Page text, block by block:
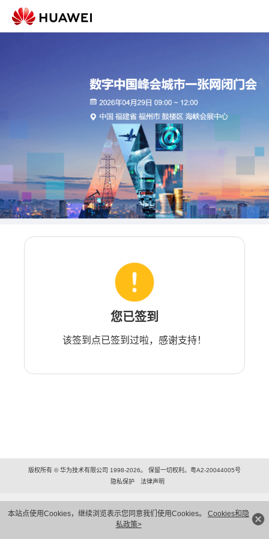
本站点使用Cookies，继续浏览表示您同意我们使用Cookies。 Cookies和隐
私政策>
您已签到
该签到点已签到过啦，感谢支持！
版权所有 © 华为技术有限公司 1998-2026。 保留一切权利。粤A2-20044005号
隐私保护
法律声明